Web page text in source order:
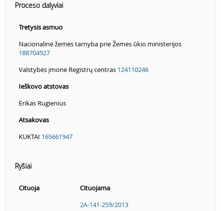
Proceso dalyviai
Tretysis asmuo
Nacionalinė žemės tarnyba prie Žemės ūkio ministerijos
188704927
Valstybės įmonė Registrų centras 124110246
Ieškovo atstovas
Erikas Rugienius
Atsakovas
KUKTAI 165661947
Ryšiai
Cituoja
Cituojama
2A-141-259/2013